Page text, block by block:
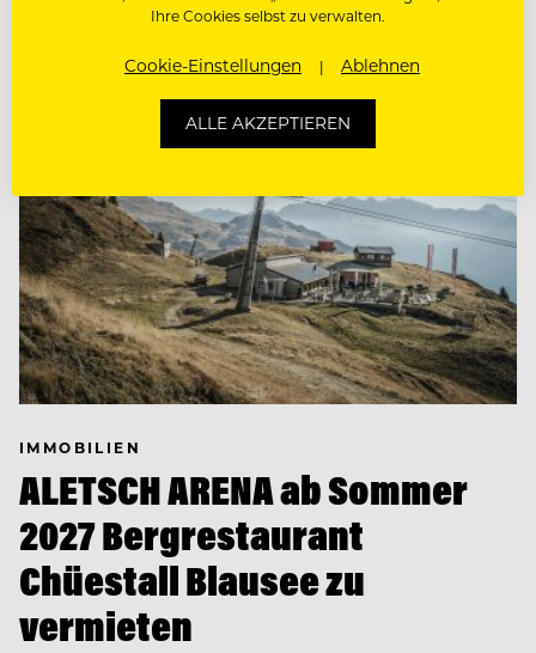
IMMOBILIEN
ALETSCH ARENA ab Sommer
2027 Bergrestaurant
Chüestall Blausee zu
vermieten
Ihre Cookies selbst zu verwalten.
Cookie-Einstellungen Ablehnen
ALLE AKZEPTIEREN